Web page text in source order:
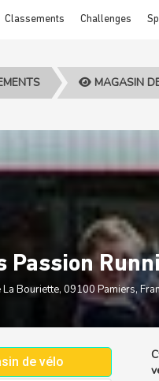
Classements Challenges
MAGASIN
Passion
La Bouriette, 09100 Pamiers,
de vélo